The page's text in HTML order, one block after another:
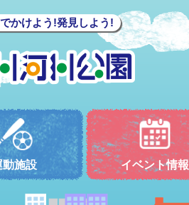
かけよう!発見しよう!
動施設 イベント情報